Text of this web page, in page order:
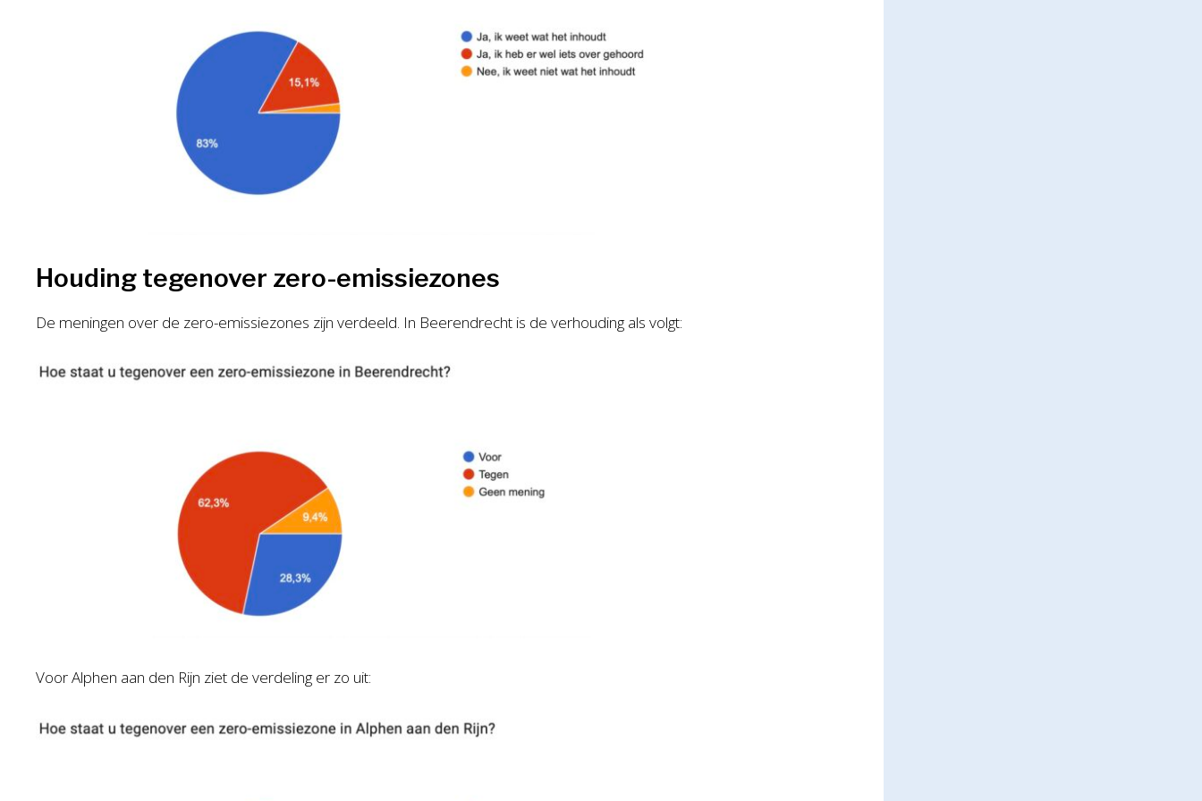
Houding tegenover zero-emissiezones
De meningen over de zero-emissiezones zijn verdeeld. In Beerendrecht is de verhouding als volgt:
Voor Alphen aan den Rijn ziet de verdeling er zo uit: